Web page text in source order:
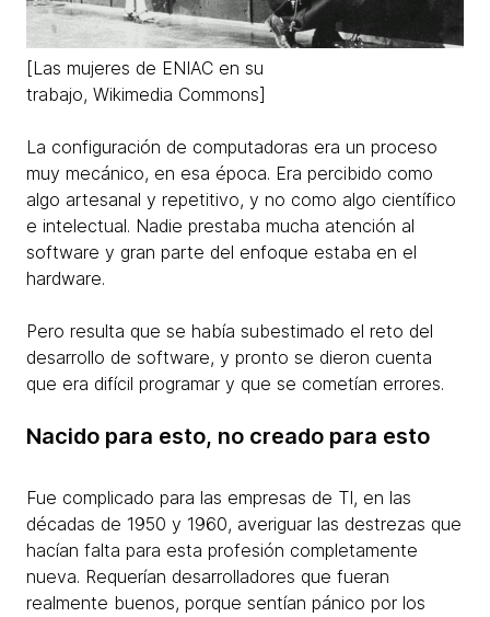
[Las mujeres de ENIAC en su
trabajo, Wikimedia Commons]
La configuración de computadoras era un proceso
muy mecánico, en esa época. Era percibido como
algo artesanal y repetitivo, y no como algo científico
e intelectual. Nadie prestaba mucha atención al
software y gran parte del enfoque estaba en el
hardware.
Pero resulta que se había subestimado el reto del
desarrollo de software, y pronto se dieron cuenta
que era difícil programar y que se cometían errores.​
Nacido para esto, no creado para esto
Fue complicado para las empresas de TI, en las
décadas de 1950 y 1960, averiguar las destrezas que
hacían falta para esta profesión completamente
nueva. Requerían desarrolladores que fueran
realmente buenos, porque sentían pánico por los